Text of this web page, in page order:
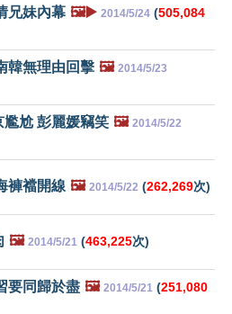
兄妹內幕 🖼️▶️ 2014/5/24 (505,084
韓無理由回擊 🖼️ 2014/5/23
尬 彭麗媛竊笑 🖼️ 2014/5/22
褲襠開線 🖼️ 2014/5/22 (262,269次)
🖼️ 2014/5/21 (463,225次)
要同歸於盡 🖼️ 2014/5/21 (251,080